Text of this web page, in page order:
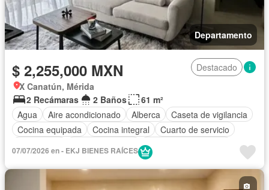
Departamento
$ 2,255,000 MXN
Destacado
X Canatún, Mérida
2 Recámaras
2 Baños
61 m²
Agua
Aire acondicionado Alberca
Caseta de vigilancia
Cocina equipada
Cocina integral
Cuarto de servicio
Estacionamiento
Recámara con closet
Sin amueblar
07/07/2026 en - EKJ BIENES RAÍCES